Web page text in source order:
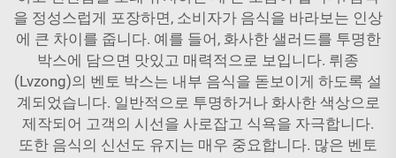
을 정성스럽게 포장하면, 소비자가 음식을 바라보는 인상
에 큰 차이를 줍니다. 예를 들어, 화사한 샐러드를 투명한
박스에 담으면 맛있고 매력적으로 보입니다. 뤼종
(Lvzong)의 벤토 박스는 내부 음식을 돋보이게 하도록 설
계되었습니다. 일반적으로 투명하거나 화사한 색상으로
제작되어 고객의 시선을 사로잡고 식욕을 자극합니다.
또한 음식의 신선도 유지는 매우 중요합니다. 많은 벤토